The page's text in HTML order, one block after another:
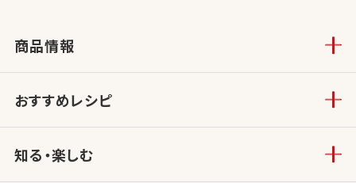
商品情報
おすすめレシピ
知る・楽しむ